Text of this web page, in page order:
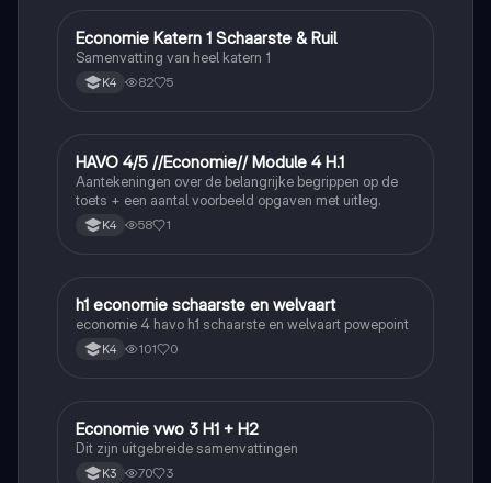
Economie
Economie Katern 1 Schaarste & Ruil
Samenvatting van heel katern 1
K4 82 5
Economie
HAVO 4/5 //Economie// Module 4 H.1
Aantekeningen over de belangrijke begrippen op de
toets + een aantal voorbeeld opgaven met uitleg.
K4 58 1
Economie
h1 economie schaarste en welvaart
economie 4 havo h1 schaarste en welvaart powepoint
K4 101 0
Economie
Economie vwo 3 H1 + H2
Dit zijn uitgebreide samenvattingen
K3 70 3